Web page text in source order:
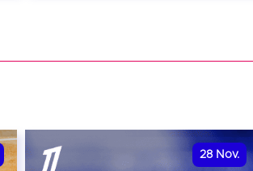
RÉSERVER
28 Nov.